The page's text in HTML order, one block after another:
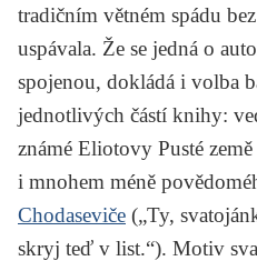
tradičním větném spádu
uspávala. Že se jedná o
spojenou, dokládá i volba
jednotlivých částí knihy:
známé Eliotovy Pusté země
i mnohem méně
Chodaseviče („Ty,
skryj teď v list.“). Motiv